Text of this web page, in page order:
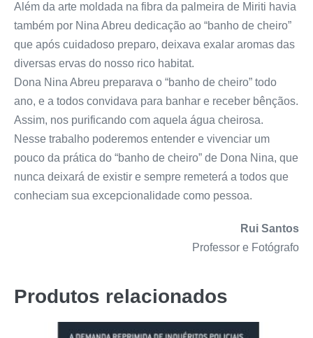
Além da arte moldada na fibra da palmeira de Miriti havia
também por Nina Abreu dedicação ao “banho de cheiro”
que após cuidadoso preparo, deixava exalar aromas das
diversas ervas do nosso rico habitat.
Dona Nina Abreu preparava o “banho de cheiro” todo
ano, e a todos convidava para banhar e receber bênçãos.
Assim, nos purificando com aquela água cheirosa.
Nesse trabalho poderemos entender e vivenciar um
pouco da prática do “banho de cheiro” de Dona Nina, que
nunca deixará de existir e sempre remeterá a todos que
conheciam sua excepcionalidade como pessoa.
Rui Santos
Professor e Fotógrafo
Produtos relacionados